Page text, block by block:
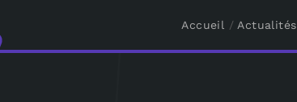
Accueil / Actualités